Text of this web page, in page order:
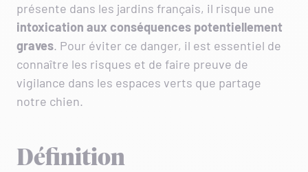
présente dans les jardins français, il risque une
intoxication aux conséquences potentiellement
graves. Pour éviter ce danger, il est essentiel de
connaître les risques et de faire preuve de
vigilance dans les espaces verts que partage
notre chien.
Définition